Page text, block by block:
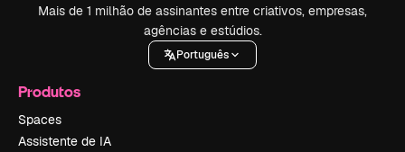
Mais de 1 milhão de assinantes entre criativos, empresas,
agências e estúdios.
Português
Produtos
Spaces
Assistente de IA